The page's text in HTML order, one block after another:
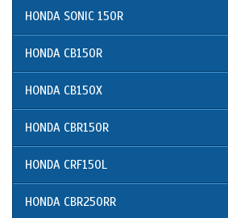
HONDA SONIC 150R
HONDA CB150R
HONDA CB150X
HONDA CBR150R
HONDA CRF150L
HONDA CBR250RR